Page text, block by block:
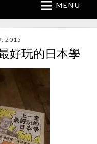
MENU
2015
好玩的日本學